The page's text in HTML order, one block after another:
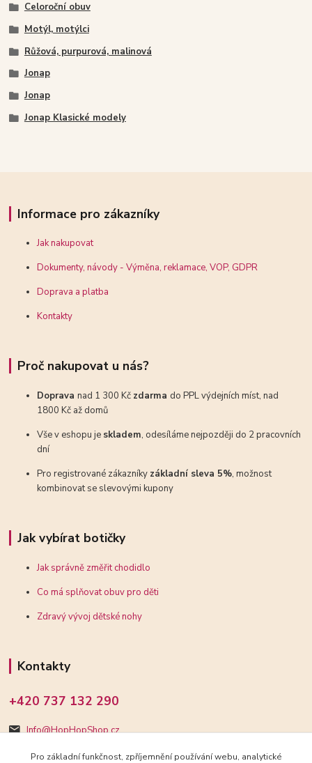
Celoroční obuv
Motýl, motýlci
Růžová, purpurová, malinová
Jonap
Jonap
Jonap Klasické modely
Informace pro zákazníky
Jak nakupovat
Dokumenty, návody - Výměna, reklamace, VOP, GDPR
Doprava a platba
Kontakty
Proč nakupovat u nás?
Dopravanad 1 300 Kč zdarma do PPL výdejních míst, nad
1800 Kč až domů
Vše v eshopu je skladem, odesíláme nejpozději do 2 pracovních
dní
Pro registrované zákazníky základní sleva 5%, možnost
kombinovat se slevovými kupony
Jak vybírat botičky
Jak správně změřit chodidlo
Co má splňovat obuv pro děti
Zdravý vývoj dětské nohy
Kontakty
+420 737 132 290
Info@HopHopShop.cz
Pro základní funkčnost, zpříjemnění používání webu, analytické